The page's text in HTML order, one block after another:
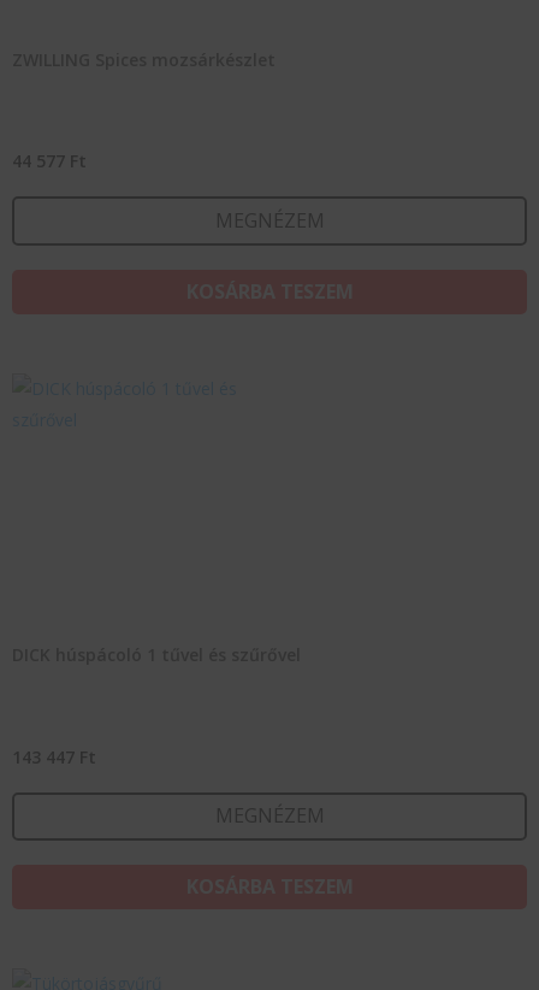
44 577 Ft
MEGNÉZEM
143 447 Ft
MEGNÉZEM